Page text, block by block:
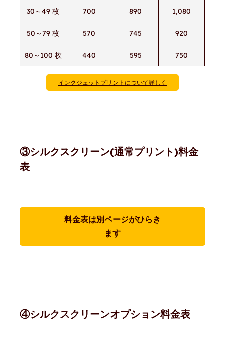
30～49 枚 700 890 1,080
50～79 枚 570 745 920
80～100 枚 440 595 750
インクジェットプリントについて詳しく
③シルクスクリーン(通常プリント)料金
表
料金表は別ページがひらき
ます
④シルクスクリーンオプション料金表